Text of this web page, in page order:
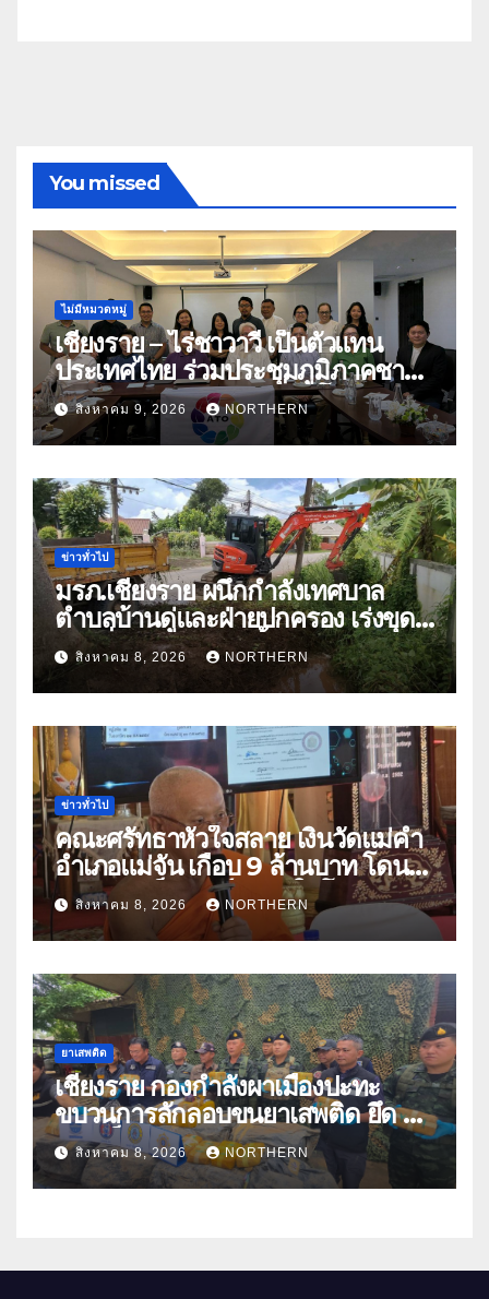
You missed
ไม่มีหมวดหมู่
เชียงราย – ไร่ชาวาวี เป็นตัวแทน
ประเทศไทย ร่วมประชุมภูมิภาคชา
อาเซียน ATO 2026 ที่อินโดนีเซีย
หารืออนาคตอุตสาหกรรมชา
ท่ามกลางความท้าทายโลก
สิงหาคม 9, 2026 NORTHERN
ข่าวทั่วไป
มรภ.เชียงราย ผนึกกำลังเทศบาล
ตำบลบ้านดู่และฝ่ายปกครอง เร่งขุด
ลอกสิ่งกีดขวางทางน้ำ ป้องกันและลด
ปัญหาน้ำท่วม
สิงหาคม 8, 2026 NORTHERN
ข่าวทั่วไป
คณะศรัทธาหัวใจสลาย เงินวัดแม่คำ
อำเภอแม่จัน เกือบ 9 ล้านบาท โดน
แก๊งคอลเซ็นเตอร์หลอกให้โอนข้าม
ปีกว่า 66 บัญชี
สิงหาคม 8, 2026 NORTHERN
ยาเสพติด
เชียงราย กองกำลังผาเมืองปะทะ
ขบวนการลักลอบขนยาเสพติด ยึด 2
ล้านเม็ด
สิงหาคม 8, 2026 NORTHERN